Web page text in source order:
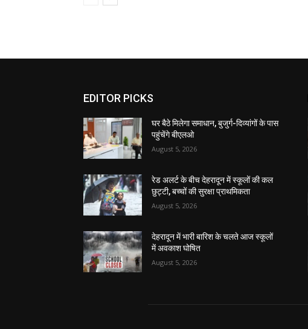
EDITOR PICKS
घर बैठे मिलेगा समाधान, बुजुर्ग-दिव्यांगों के पास
पहुंचेंगे बीएलओ
August 5, 2026
रेड अलर्ट के बीच देहरादून में स्कूलों की कल
छुट्टी, बच्चों की सुरक्षा प्राथमिकता
August 5, 2026
देहरादून में भारी बारिश के चलते आज स्कूलों
में अवकाश घोषित
August 5, 2026